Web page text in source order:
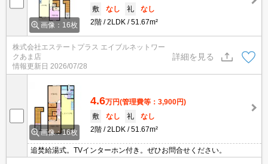
画像：16枚
敷
なし 礼
なし
2階
2LDK 51.67m²
株式会社エステートプラス エイブルネットワー
クあま店
情報更新日 2026/07/28
詳細を見る
画像：16枚
4.6万円(管理費等：3,900円)
敷
なし 礼
なし
2階
2LDK 51.67m²
追焚給湯式。TVインターホン付き。ぜひお問合せください。